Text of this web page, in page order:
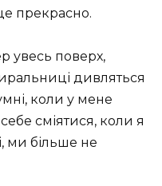
прекрасно.
увесь поверх,
дивляться
коли у мене
сміятися, коли я
ми більше не